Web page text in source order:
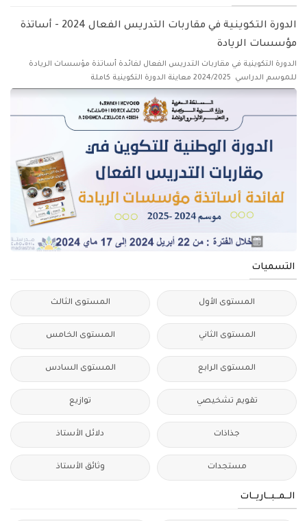
الدورة التكوينية في مقاربات التدريس الفعال 2024 - أساتذة
مؤسسات الريادة
الدورة التكوينية في مقاربات التدريس الفعال لفائدة أساتذة مؤسسات الريادة
للموسم الدراسي 2024/2025 معاينة الدورة التكوينية كاملة
التسميات
المستوى الأول المستوى الثالث
المستوى الثاني المستوى الخامس
المستوى الرابع المستوى السادس
تقويم تشخيصي توازيع
جذاذات دلائل الأستاذ
مستجدات وثائق الأستاذ
الــمــبــاريــات